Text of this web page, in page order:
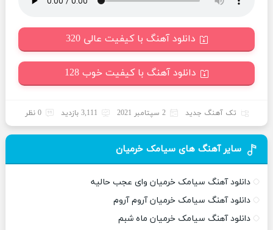
دانلود آهنگ با کیفیت عالی 320
دانلود آهنگ با کیفیت خوب 128
تک آهنگ جدید 2 سپتامبر 2021 3,111 بازدید 0 نظر
سایر آهنگ های سیامک خرمیان
دانلود آهنگ سیامک خرمیان وای عجب حالیه
دانلود آهنگ سیامک خرمیان آروم آروم
دانلود آهنگ سیامک خرمیان ماه شبم